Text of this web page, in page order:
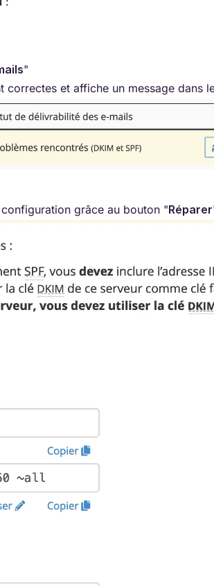
"
et affiche un message dans
grâce au bouton "Réparer